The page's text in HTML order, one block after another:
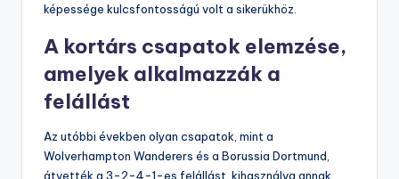
képessége kulcsfontosságú volt a sikerükhöz.
A kortárs csapatok elemzése,
amelyek alkalmazzák a
felállást
Az utóbbi években olyan csapatok, mint a
Wolverhampton Wanderers és a Borussia Dortmund,
átvették a 3-2-4-1-es felállást, kihasználva annak